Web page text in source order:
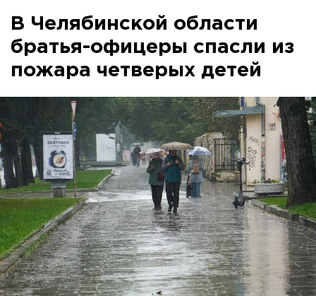
В Челябинской области
братья-офицеры спасли из
пожара четверых детей